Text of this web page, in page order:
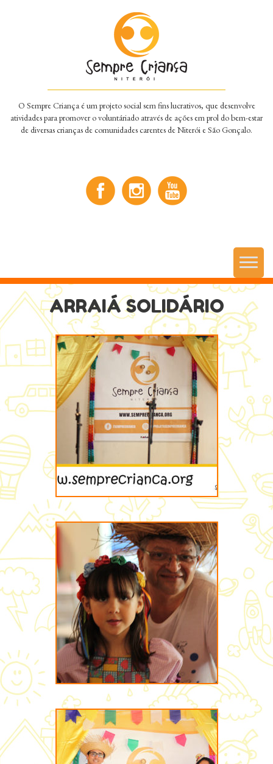
O Sempre Criança é um projeto social sem fins lucrativos, que desenvolve
atividades para promover o voluntáriado através de ações em prol do bem-estar
de diversas crianças de comunidades carentes de Niterói e São Gonçalo.
Menu
ARRAIÁ SOLIDÁRIO